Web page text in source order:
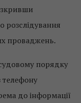
розслідування
проваджень.
порядку
телефону
до інформації